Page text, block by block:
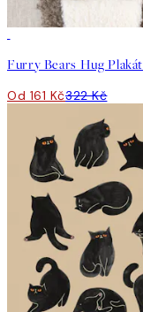
Furry Bears Hug Plakát
Od 161 Kč322 Kč